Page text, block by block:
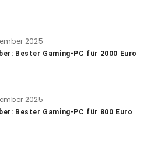
2025
Bester Gaming-PC für 2000 Euro
2025
Bester Gaming-PC für 800 Euro